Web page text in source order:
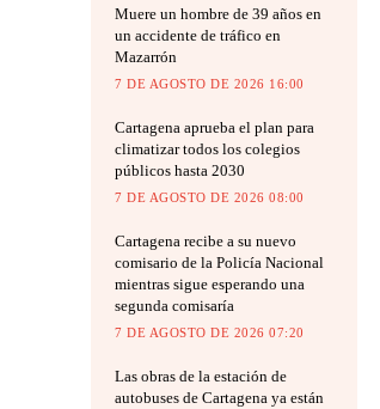
Muere un hombre de 39 años en
un accidente de tráfico en
Mazarrón
7 DE AGOSTO DE 2026 16:00
Cartagena aprueba el plan para
climatizar todos los colegios
públicos hasta 2030
7 DE AGOSTO DE 2026 08:00
Cartagena recibe a su nuevo
comisario de la Policía Nacional
mientras sigue esperando una
segunda comisaría
7 DE AGOSTO DE 2026 07:20
Las obras de la estación de
autobuses de Cartagena ya están